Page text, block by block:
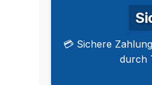
💳 Sichere
durch